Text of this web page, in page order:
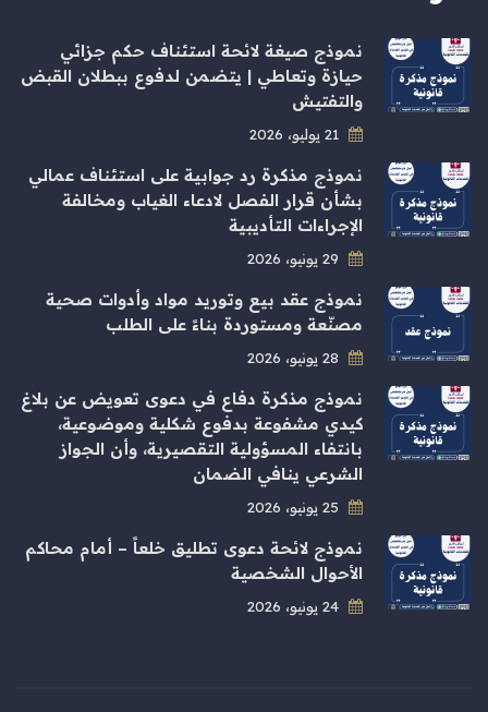
نموذج صيغة لائحة استئناف حكم جزائي
حيازة وتعاطي | يتضمن لدفوع ببطلان القبض
والتفتيش
نموذج مذكرة رد جوابية على استئناف عمالي
بشأن قرار الفصل لادعاء الغياب ومخالفة
الإجراءات التأديبية
نموذج عقد بيع وتوريد مواد وأدوات صحية
مصنّعة ومستوردة بناءً على الطلب
نموذج مذكرة دفاع في دعوى تعويض عن بلاغ
كيدي مشفوعة بدفوع شكلية وموضوعية،
بانتفاء المسؤولية التقصيرية، وأن الجواز
الشرعي ينافي الضمان
نموذج لائحة دعوى تطليق خلعاً – أمام محاكم
الأحوال الشخصية